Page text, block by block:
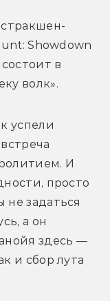
Showdown
в
волк».
успели
И
просто
задаться
а он
здесь —
и сбор лута